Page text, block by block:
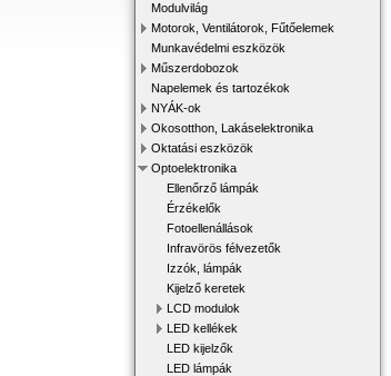
Modulvilág
Motorok, Ventilátorok, Fűtőelemek
Munkavédelmi eszközök
Műszerdobozok
Napelemek és tartozékok
NYÁK-ok
Okosotthon, Lakáselektronika
Oktatási eszközök
Optoelektronika
Ellenőrző lámpák
Érzékelők
Fotoellenállások
Infravörös félvezetők
Izzók, lámpák
Kijelző keretek
LCD modulok
LED kellékek
LED kijelzők
LED lámpák